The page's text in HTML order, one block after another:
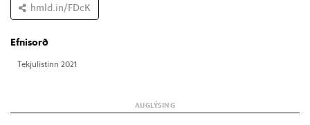
hmld.in/FDcK
Efnisorð
Tekju­list­inn 2021